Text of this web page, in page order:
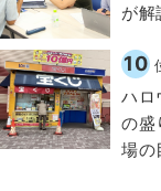
が解
10
ハロ
の盛
場の